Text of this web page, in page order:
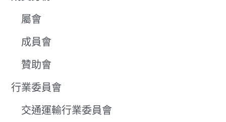
屬會
成員會
贊助會
行業委員會
交通運輸行業委員會